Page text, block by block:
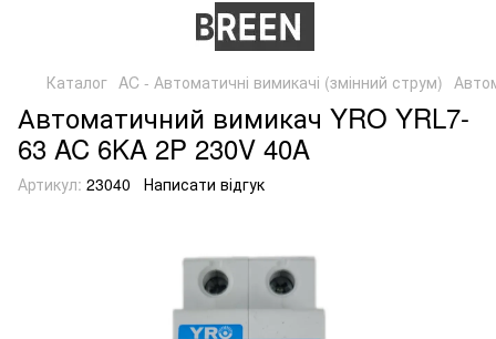
Каталог AC - Автоматичні вимикачі (змінний струм)
Автоматичний вимикач YRO YRL7-
63 AC 6KA 2P 230V 40A
Артикул: 23040 Написати відгук